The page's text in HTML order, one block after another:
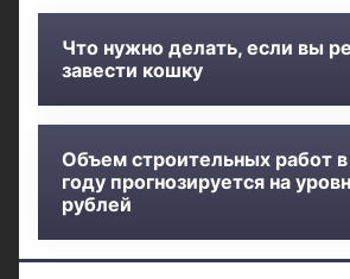
Что нужно делать, если вы
завести кошку
Объем строительных работ
году прогнозируется на
рублей